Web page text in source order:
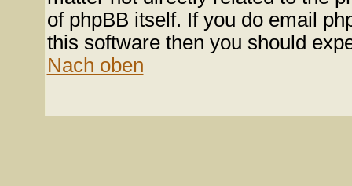
of phpBB itself. If you do email
this software then you should
Nach oben